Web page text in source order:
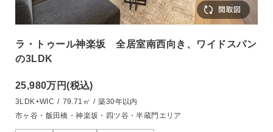
ラ・トゥール神楽坂 全居室南西向き、ワイドスパン
の3LDK
25,980万円(税込)
3LDK+WIC / 79.71㎡ / 築30年以内
市ヶ谷・飯田橋・神楽坂・四ツ谷・半蔵門エリア